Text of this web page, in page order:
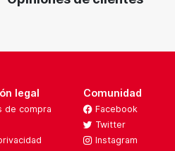
legal
de compra
Comunidad
Facebook
Twitter
Instagram